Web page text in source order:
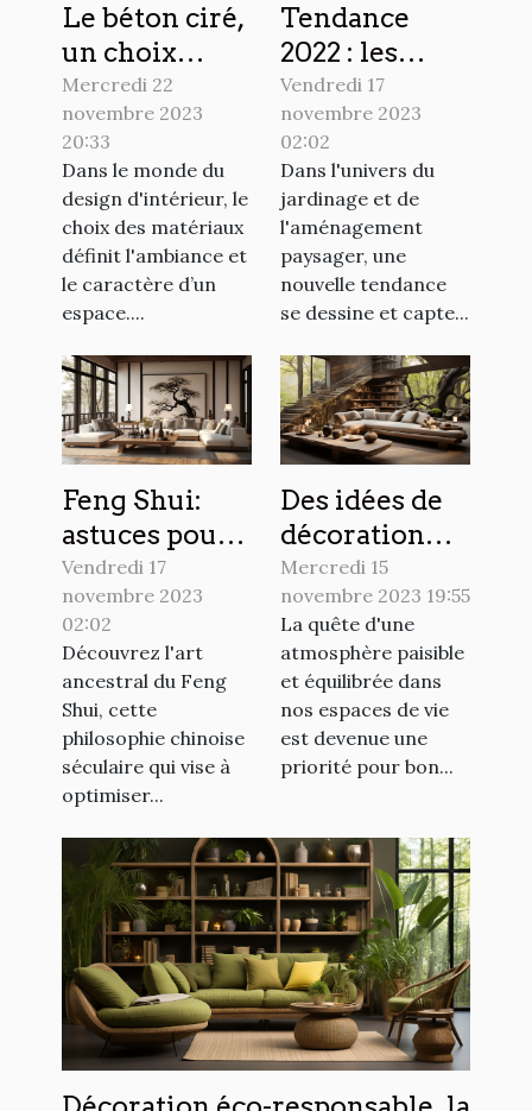
Le béton ciré,
un choix
audacieux
pour votre
intérieur
Mercredi 22
novembre 2023
20:33
Dans le monde du
design d'intérieur, le
choix des matériaux
définit l'ambiance et
le caractère d’un
espace....
Tendance
2022 : les
plantes
grimpantes
pour
sublimer
votre
extérieur
Vendredi 17
novembre 2023
02:02
Dans l'univers du
jardinage et de
l'aménagement
paysager, une
nouvelle tendance
se dessine et capte...
Feng Shui:
astuces pour
harmoniser
votre
intérieur
Vendredi 17
novembre 2023
02:02
Découvrez l'art
ancestral du Feng
Shui, cette
philosophie chinoise
séculaire qui vise à
optimiser...
Des idées de
décoration
pour un
intérieur zen
Mercredi 15
novembre 2023 19:55
La quête d'une
atmosphère paisible
et équilibrée dans
nos espaces de vie
est devenue une
priorité pour bon...